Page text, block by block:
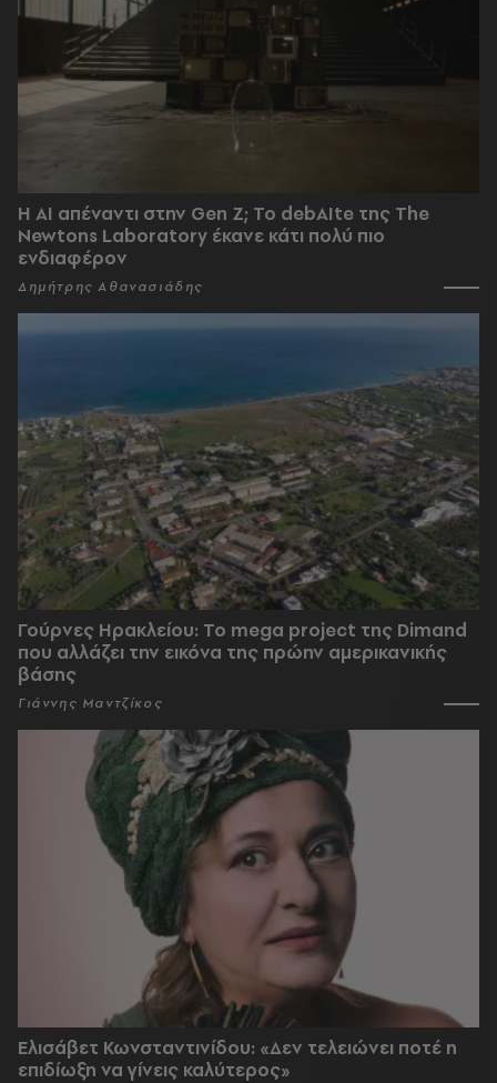
Η AI απέναντι στην Gen Z; Το debAIte της The
Newtons Laboratory έκανε κάτι πολύ πιο
ενδιαφέρον
Δημήτρης Αθανασιάδης
Γούρνες Ηρακλείου: To mega project της Dimand
που αλλάζει την εικόνα της πρώην αμερικανικής
βάσης
Γιάννης Μαντζίκος
Ελισάβετ Κωνσταντινίδου: «Δεν τελειώνει ποτέ η
επιδίωξη να γίνεις καλύτερος»